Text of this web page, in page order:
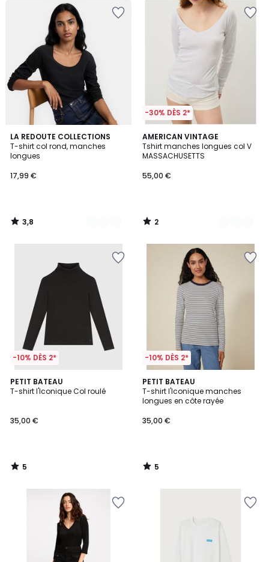
LA REDOUTE COLLECTIONS
T-shirt col rond, manches
longues
17,99 €
3,8
/ 5
3
Couleurs
3,8
/
-30% DÈS 2*
AMERICAN VINTAGE
Tshirt manches longues col V
MASSACHUSETTS
55,00 €
2
/
5
2
Couleurs
2
/
-10% DÈS 2*
PETIT BATEAU
T-shirt l'Iconique Col roulé
35,00 €
5
/
5
/
-10% DÈS 2*
PETIT BATEAU
T-shirt l'Iconique manches
longues en côte rayée
35,00 €
5
/
5
5
/